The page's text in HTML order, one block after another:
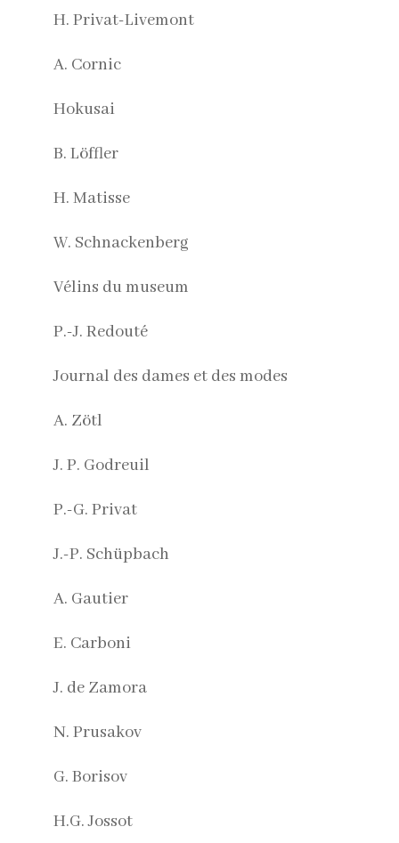
H. Privat-Livemont
A. Cornic
Hokusai
B. Löffler
H. Matisse
W. Schnackenberg
Vélins du museum
P.-J. Redouté
Journal des dames et des modes
A. Zötl
J. P. Godreuil
P.-G. Privat
J.-P. Schüpbach
A. Gautier
E. Carboni
J. de Zamora
N. Prusakov
G. Borisov
H.G. Jossot